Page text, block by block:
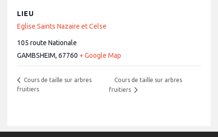
LIEU
Eglise Saints Nazaire et Celse
105 route Nationale
GAMBSHEIM, 67760 + Google Map
Cours de taille sur arbres
fruitiers
Cours de taille sur arbres
fruitiers